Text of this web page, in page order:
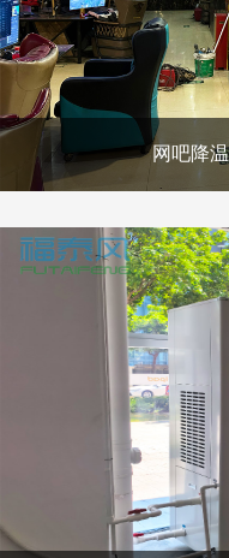
网吧降